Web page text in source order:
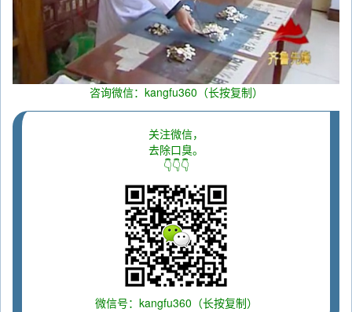
咨询微信：kangfu360（长按复制）
关注微信，
去除口臭。
👇👇👇
微信号：kangfu360（长按复制）